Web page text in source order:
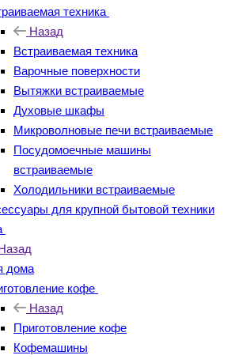
техника
Назад
Встраиваемая техника
Варочные поверхности
Вытяжки встраиваемые
Духовые шкафы
Микроволновые печи встраиваемые
Посудомоечные машины
встраиваемые
Холодильники встраиваемые
для крупной бытовой техники
дома
кофе
Назад
Приготовление кофе
Кофемашины